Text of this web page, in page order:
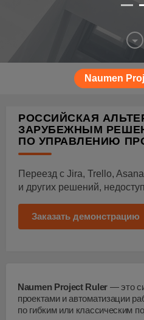
Naumen
РОССИЙСКАЯ
ЗАРУБЕЖНЫМ
ПО УПРАВЛЕНИЮ
Переезд с Jira, Trello,
и других решений,
Заказать демонстрацию
Naumen Project Ruler — это
проектами и автоматизации
по гибким или классическим